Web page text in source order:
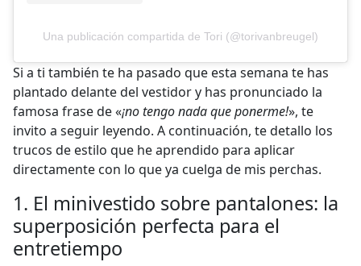
Una publicación compartida de Tori (@torivanbreugel)
Si a ti también te ha pasado que esta semana te has
plantado delante del vestidor y has pronunciado la
famosa frase de «¡no tengo nada que ponerme!», te
invito a seguir leyendo. A continuación, te detallo los
trucos de estilo que he aprendido para aplicar
directamente con lo que ya cuelga de mis perchas.
1. El minivestido sobre pantalones: la
superposición perfecta para el
entretiempo